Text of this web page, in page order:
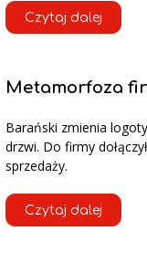
Czytaj dalej
Metamorfoza
Barański zmienia
drzwi. Do firmy
sprzedaży.
Czytaj dalej